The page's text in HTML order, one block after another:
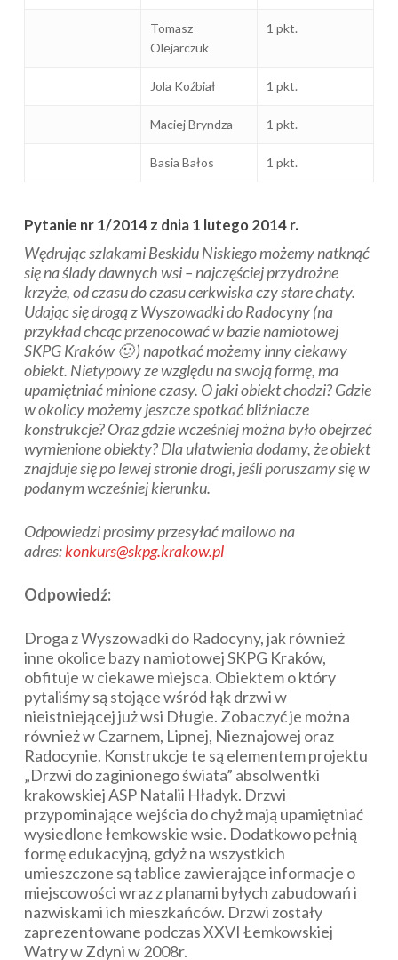
Tomasz
Olejarczuk
1 pkt.
Jola Koźbiał 1 pkt.
Maciej Bryndza 1 pkt.
Basia Bałos 1 pkt.
Pytanie nr 1/2014 z dnia 1 lutego 2014 r.
Wędrując szlakami Beskidu Niskiego możemy natknąć
się na ślady dawnych wsi – najczęściej przydrożne
krzyże, od czasu do czasu cerkwiska czy stare chaty.
Udając się drogą z Wyszowadki do Radocyny (na
przykład chcąc przenocować w bazie namiotowej
SKPG Kraków 🙂 ) napotkać możemy inny ciekawy
obiekt. Nietypowy ze względu na swoją formę, ma
upamiętniać minione czasy. O jaki obiekt chodzi? Gdzie
w okolicy możemy jeszcze spotkać bliźniacze
konstrukcje? Oraz gdzie wcześniej można było obejrzeć
wymienione obiekty? Dla ułatwienia dodamy, że obiekt
znajduje się po lewej stronie drogi, jeśli poruszamy się w
podanym wcześniej kierunku.
Odpowiedzi prosimy przesyłać mailowo na
adres:konkurs@skpg.krakow.pl
Odpowiedź:
Droga z Wyszowadki do Radocyny, jak również
inne okolice bazy namiotowej SKPG Kraków,
obfituje w ciekawe miejsca. Obiektem o który
pytaliśmy są stojące wśród łąk drzwi w
nieistniejącej już wsi Długie. Zobaczyć je można
również w Czarnem, Lipnej, Nieznajowej oraz
Radocynie. Konstrukcje te są elementem projektu
„Drzwi do zaginionego świata” absolwentki
krakowskiej ASP Natalii Hładyk. Drzwi
przypominające wejścia do chyż mają upamiętniać
wysiedlone łemkowskie wsie. Dodatkowo pełnią
formę edukacyjną, gdyż na wszystkich
umieszczone są tablice zawierające informacje o
miejscowości wraz z planami byłych zabudowań i
nazwiskami ich mieszkańców. Drzwi zostały
zaprezentowane podczas XXVI Łemkowskiej
Watry w Zdyni w 2008r.